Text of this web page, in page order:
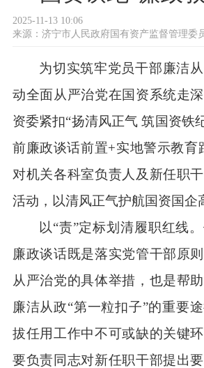
2025-11-13 10:06
来源： 济宁市人民政府国有资产监督管理委
为切实筑牢党员干部廉洁
动全面从严治党在国资系统走
资委紧扣“扬清风正气 筑国资铁
前廉政谈话前置+实地警示教育
对机关各科室负责人及新任职
活动，以清风正气护航国资国企
以“责”定标划清履职红线
廉政谈话既是落实党管干部原
从严治党的具体举措，也是帮
廉洁从政“第一粒扣子”的重要
拔任用工作中不可或缺的关键
要负责同志对新任职干部提出